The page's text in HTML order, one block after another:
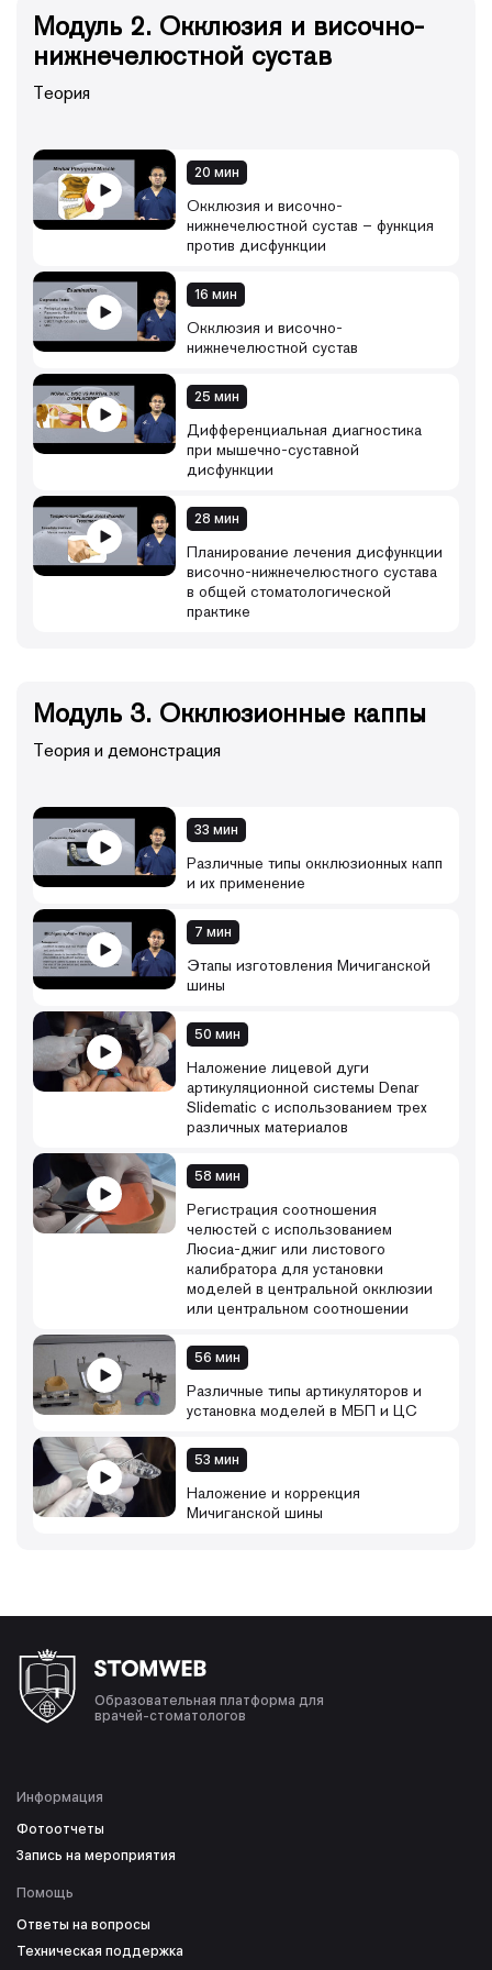
артикулятор;
• изготовление, примерка и коррекция Мичиганской шины;
использование шины как ценного ресурса для понимания
зубных рядов.
Модуль 2. Окклюзия и височно-
нижнечелюстной сустав
Теория
20 мин
Окклюзия и височно-
нижнечелюстной сустав – функция
против дисфункции
16 мин
Окклюзия и височно-
нижнечелюстной сустав
25 мин
Дифференциальная диагностика
при мышечно-суставной
дисфункции
28 мин
Планирование лечения дисфункции
височно-нижнечелюстного сустава
в общей стоматологической
практике
Модуль 3. Окклюзионные каппы
Теория и демонстрация
33 мин
Различные типы окклюзионных капп
и их применение
7 мин
Этапы изготовления Мичиганской
шины
50 мин
Наложение лицевой дуги
артикуляционной системы Denar
Slidematic с использованием трех
различных материалов
58 мин
Регистрация соотношения
челюстей с использованием
Люсиа-джиг или листового
калибратора для установки
моделей в центральной окклюзии
или центральном соотношении
56 мин
Различные типы артикуляторов и
установка моделей в МБП и ЦС
53 мин
Наложение и коррекция
Мичиганской шины
Образовательная платформа для
врачей-стоматологов
Информация
Фотоотчеты
Запись на мероприятия
Помощь
Ответы на вопросы
Техническая поддержка